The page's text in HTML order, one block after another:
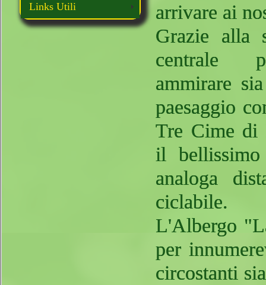
Links Utili
arrivare ai
Grazie alla
centrale
ammirare
paesaggio
Tre Cime di
il
analoga
ciclabile.
L'Albergo
per
circostanti